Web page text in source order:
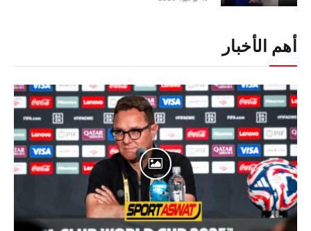
أهم الأخبار